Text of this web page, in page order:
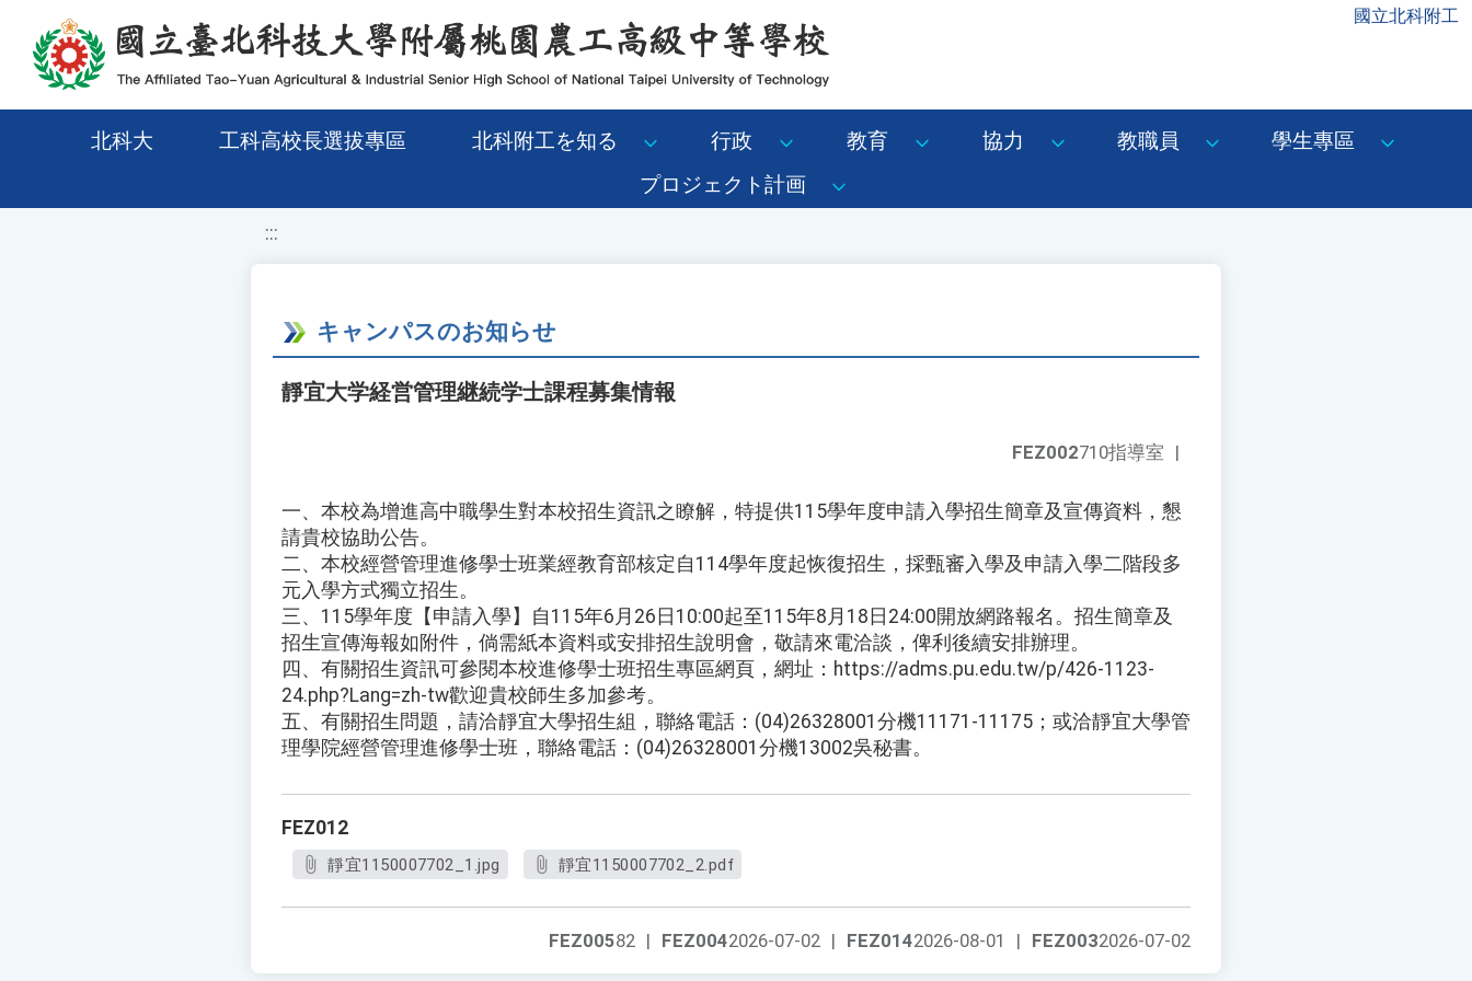
移至網頁之主要內容區位置 國立北科附工
北科大 工科高校長選拔專區 北科附工を知る 行政 教育 協力 教職員
學生專區
プロジェクト計画
:::
キャンパスのお知らせ
靜宜大学経営管理継続学士課程募集情報
FEZ002710指導室 |
一、本校為增進高中職學生對本校招生資訊之瞭解，特提供115學年度申請入學招生簡章及宣傳資料，懇
請貴校協助公告。
二、本校經營管理進修學士班業經教育部核定自114學年度起恢復招生，採甄審入學及申請入學二階段多
元入學方式獨立招生。
三、115學年度【申請入學】自115年6月26日10:00起至115年8月18日24:00開放網路報名。招生簡章及
招生宣傳海報如附件，倘需紙本資料或安排招生說明會，敬請來電洽談，俾利後續安排辦理。
四、有關招生資訊可參閱本校進修學士班招生專區網頁，網址：https://adms.pu.edu.tw/p/426-1123-
24.php?Lang=zh-tw歡迎貴校師生多加參考。
五、有關招生問題，請洽靜宜大學招生組，聯絡電話：(04)26328001分機11171-11175；或洽靜宜大學管
理學院經營管理進修學士班，聯絡電話：(04)26328001分機13002吳秘書。
FEZ012
靜宜1150007702_1.jpg 靜宜1150007702_2.pdf
FEZ0032026-07-02
FEZ0142026-08-01 |
FEZ0042026-07-02 |
FEZ00582 |